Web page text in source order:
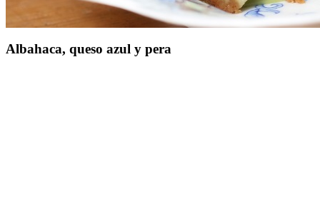
Albahaca, queso azul y pera